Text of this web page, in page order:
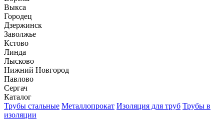
Выкса
Городец
Дзержинск
Заволжье
Кстово
Линда
Лысково
Нижний Новгород
Павлово
Сергач
Каталог
Трубы стальные Металлопрокат Изоляция для труб Трубы в
изоляции